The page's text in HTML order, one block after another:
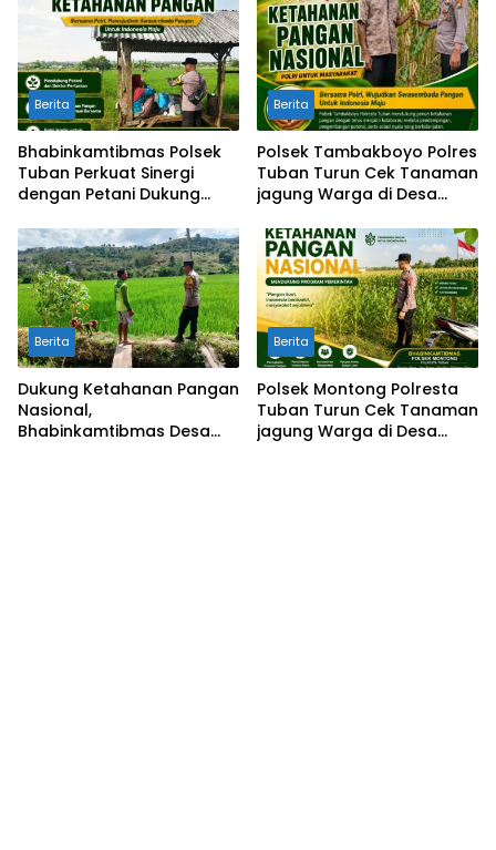
Berita
Bhabinkamtibmas Polsek
Tuban Perkuat Sinergi
dengan Petani Dukung
Nasional
Berita
Polsek Tambakboyo Polres
Tuban Turun Cek Tanaman
jagung Warga di Desa
Berita
Dukung Ketahanan Pangan
Nasional,
Bhabinkamtibmas Desa
Berita
Polsek Montong Polresta
Tuban Turun Cek Tanaman
jagung Warga di Desa